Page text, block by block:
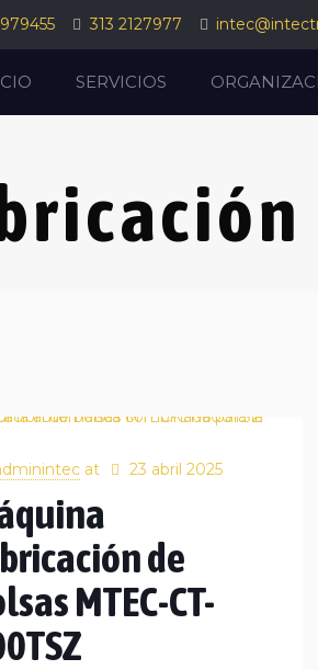
313 2127977
SERVICIOS
at 23 abril 2025
de
MTEC-CT-